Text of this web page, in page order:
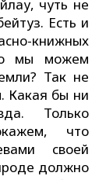
чуть не
Есть и
книжных
мы можем
Так не
Какая бы ни
Только
что
своей
должно